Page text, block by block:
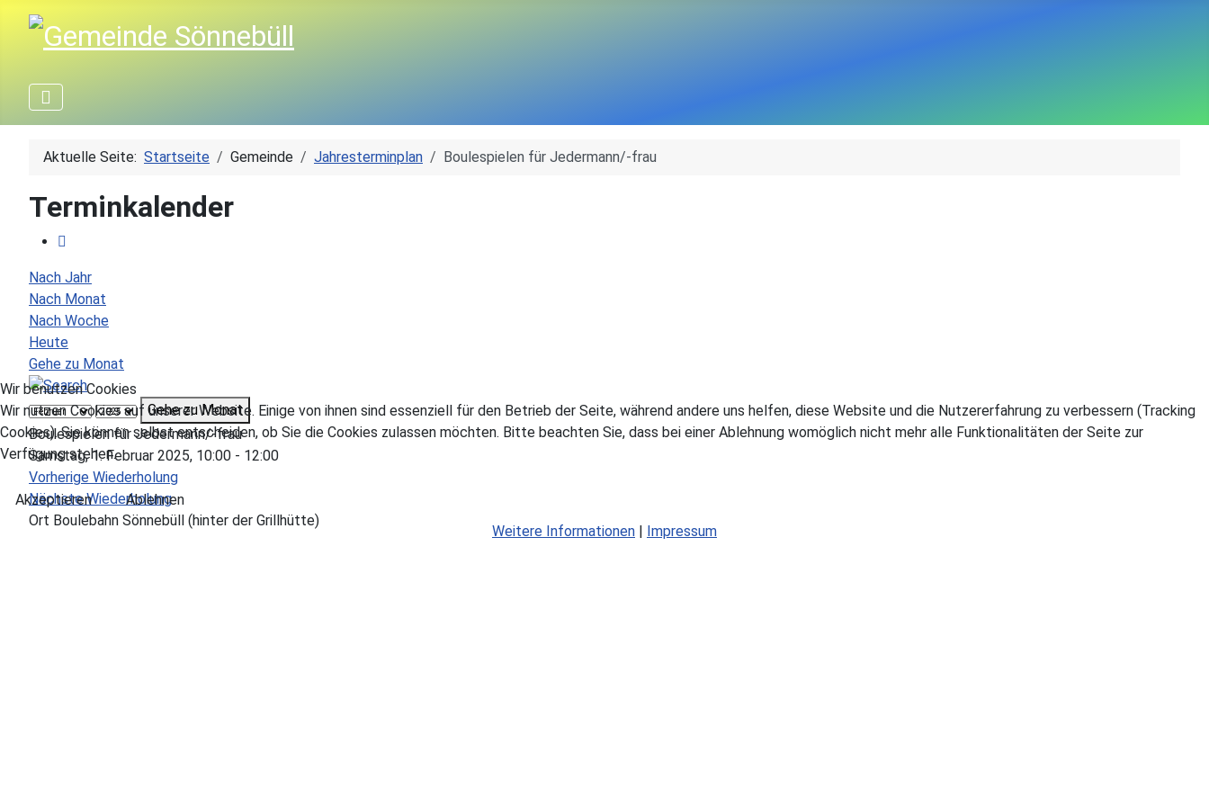
Aktuelle Seite: Startseite Gemeinde Jahresterminplan Boulespielen für Jedermann/-frau
Terminkalender
Nach Jahr
Nach Monat
Nach Woche
Heute
Gehe zu Monat
Gehe zu Monat
Boulespielen für Jedermann/-frau
Samstag, 1. Februar 2025, 10:00 - 12:00
Vorherige Wiederholung
Nächste Wiederholung
Ort Boulebahn Sönnebüll (hinter der Grillhütte)
Wir benutzen Cookies
Wir nutzen Cookies auf unserer Website. Einige von ihnen sind essenziell für den Betrieb der Seite, während andere uns helfen, diese Website und die Nutzererfahrung zu verbessern (Tracking
Cookies). Sie können selbst entscheiden, ob Sie die Cookies zulassen möchten. Bitte beachten Sie, dass bei einer Ablehnung womöglich nicht mehr alle Funktionalitäten der Seite zur
Verfügung stehen.
Akzeptieren
Ablehnen
Weitere Informationen | Impressum